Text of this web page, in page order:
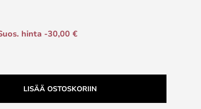
hinta -30,00 €
LISÄÄ OSTOSKORIIN